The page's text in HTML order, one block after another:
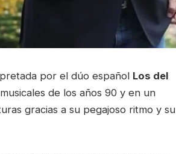
por el dúo español Los del
de los años 90 y en un
gracias a su pegajoso ritmo y su